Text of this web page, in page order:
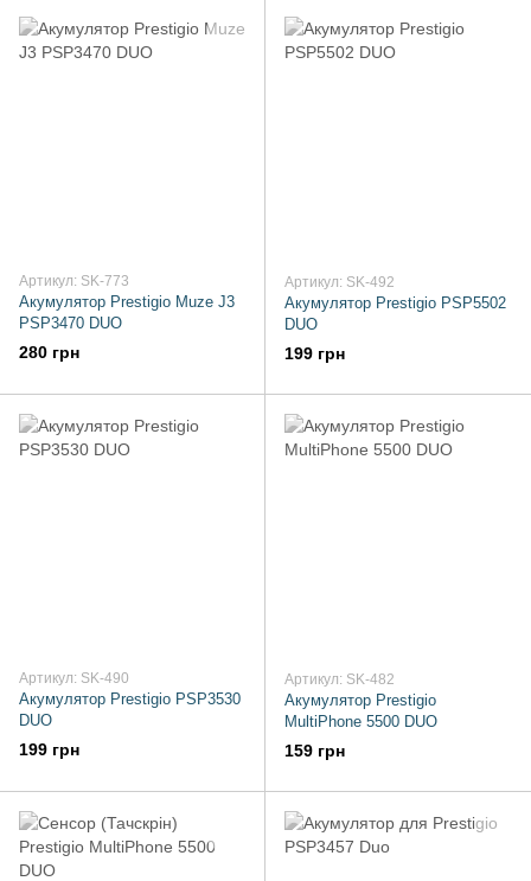
Артикул: SK-773
Акумулятор Prestigio Muze J3
PSP3470 DUO
280 грн
Артикул: SK-492
Акумулятор Prestigio PSP5502
DUO
199 грн
Артикул: SK-490
Акумулятор Prestigio PSP3530
DUO
199 грн
Артикул: SK-482
Акумулятор Prestigio
MultiPhone 5500 DUO
159 грн